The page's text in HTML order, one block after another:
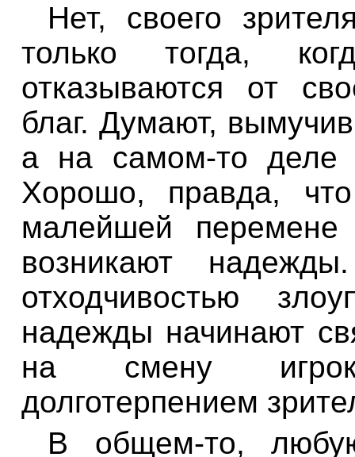
Нет, своего
только тогда,
отказываются от
благ. Думают,
а на самом-то деле
Хорошо, правда,
малейшей
возникают
отходчивостью
надежды начинают
на смену
долготерпением
В общем-то,